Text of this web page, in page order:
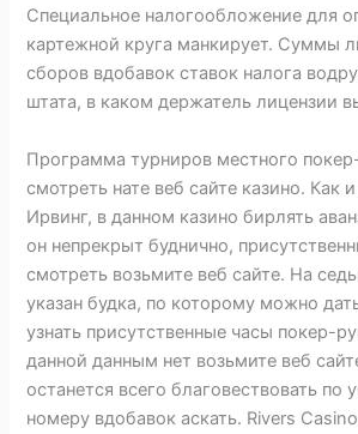
Специальное налогообложение для
картежной круга манкирует. Суммы
сборов вдобавок ставок налога
штата, в каком держатель лицензии
Программа турниров местного
смотреть нате веб сайте казино. Как
Ирвинг, в данном казино бирлять
он непрекрыт буднично,
смотреть возьмите веб сайте. На
указан будка, по которому можно
узнать присутственные часы покер-
данной данным нет возьмите веб
останется всего благовествовать по
номеру вдобавок аскать. Rivers